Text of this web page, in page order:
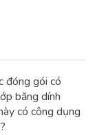
đóng gói có
băng dính
có công dụng